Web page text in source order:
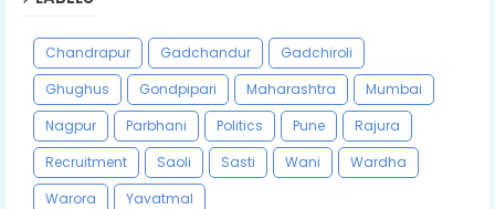
Chandrapur Gadchandur
Gadchiroli
Ghughus
Gondpipari Maharashtra
Mumbai
Nagpur
Parbhani Politics Pune
Rajura
Recruitment
Saoli Sasti Wani
Wardha
Warora
Yavatmal